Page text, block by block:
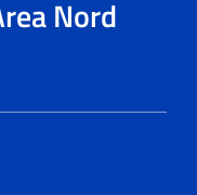
Nord